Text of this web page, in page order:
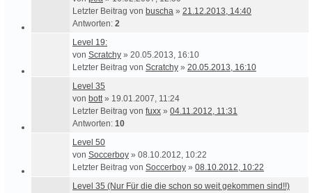
Letzter Beitrag von buscha » 21.12.2013, 14:40
Antworten: 2
Level 19:
von Scratchy » 20.05.2013, 16:10
Letzter Beitrag von Scratchy » 20.05.2013, 16:10
Level 35
von bott» 19.01.2007, 11:24
Letzter Beitrag von fuxx » 04.11.2012, 11:31
Antworten: 10
Level 50
von Soccerboy » 08.10.2012, 10:22
Letzter Beitrag von Soccerboy » 08.10.2012, 10:22
Level 35 (Nur Für die die schon so weit gekommen sind!!)